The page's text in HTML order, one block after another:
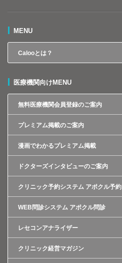
MENU
Calooとは？
医療機関向けMENU
無料医療機関会員登録のご案内
プレミアム掲載のご案内
漫画でわかるプレミアム掲載
ドクターズインタビューのご案内
クリニック予約システム アポクル予約
WEB問診システム アポクル問診
レセコンアナライザー
クリニック経営マガジン